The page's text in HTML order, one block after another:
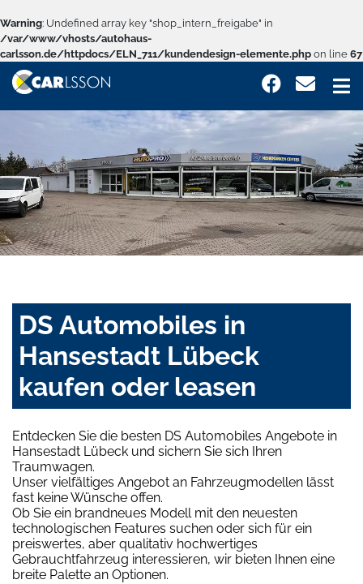
Warning: Undefined array key "shop_intern_freigabe" in
/var/www/vhosts/autohaus-
carlsson.de/httpdocs/ELN_711/kundendesign-elemente.php on line 67
DS Automobiles in
Hansestadt Lübeck
kaufen oder leasen
Entdecken Sie die besten DS Automobiles Angebote in
Hansestadt Lübeck und sichern Sie sich Ihren
Traumwagen.
Unser vielfältiges Angebot an Fahrzeugmodellen lässt
fast keine Wünsche offen.
Ob Sie ein brandneues Modell mit den neuesten
technologischen Features suchen oder sich für ein
preiswertes, aber qualitativ hochwertiges
Gebrauchtfahrzeug interessieren, wir bieten Ihnen eine
breite Palette an Optionen.